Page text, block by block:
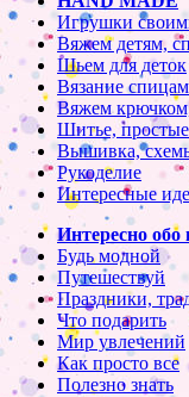
Игрушки
Вяжем детям,
Шьем для деток
Вязание
Вяжем
Шитье,
Вышивка,
Рукоделие
Интересные
Интересно обо
Будь модной
Путешествуй
Праздники,
Что подарить
Мир увлечений
Как просто все
Полезно знать